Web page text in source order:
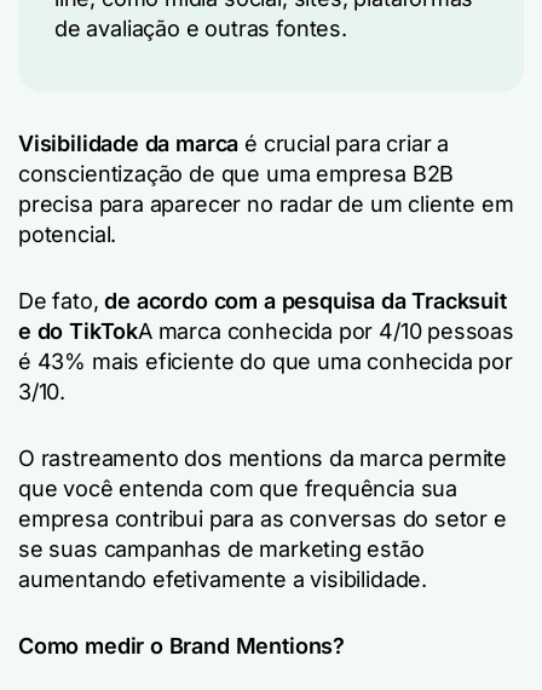
de avaliação e outras fontes.
Visibilidade da marca é crucial para criar a
conscientização de que uma empresa B2B
precisa para aparecer no radar de um cliente em
potencial.
De fato,de acordo com a pesquisa da Tracksuit
e do TikTokA marca conhecida por 4/10 pessoas
é 43% mais eficiente do que uma conhecida por
3/10.
O rastreamento dos mentions da marca permite
que você entenda com que frequência sua
empresa contribui para as conversas do setor e
se suas campanhas de marketing estão
aumentando efetivamente a visibilidade.
Como medir o Brand Mentions?